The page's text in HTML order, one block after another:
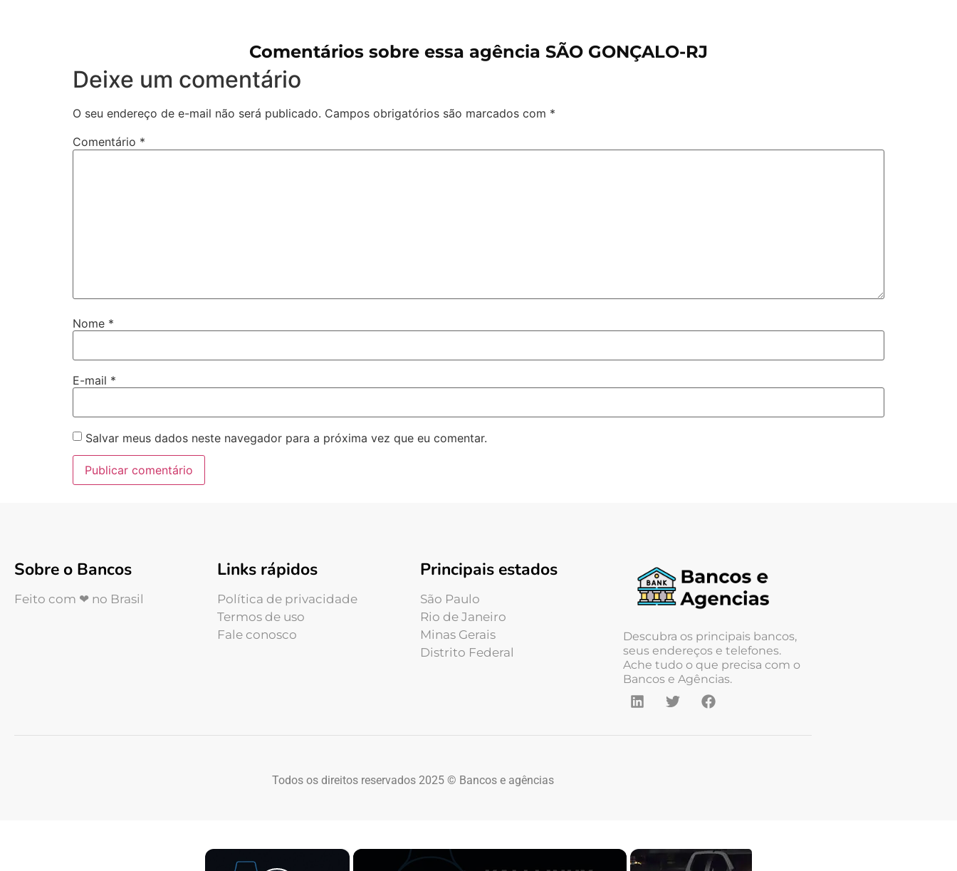
Comentários sobre essa agência SÃO GONÇALO-RJ
Deixe um comentário
O seu endereço de e-mail não será publicado. Campos obrigatórios são marcados com *
Comentário *
Nome *
E-mail *
Salvar meus dados neste navegador para a próxima vez que eu comentar.
Sobre o Bancos
Feito com ❤ no Brasil
Links rápidos
Política de privacidade
Termos de uso
Fale conosco
Principais estados
São Paulo
Rio de Janeiro
Minas Gerais
Distrito Federal
Descubra os principais bancos,
seus endereços e telefones.
Ache tudo o que precisa com o
Bancos e Agências.
Todos os direitos reservados 2025 © Bancos e agências
×